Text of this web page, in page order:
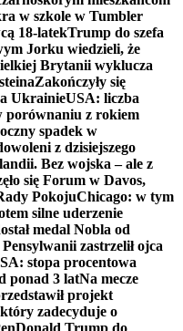
w szkole w Tumbler
18-latekTrump do szefa
Jorku wiedzieli, że
Brytanii wyklucza
Zakończyły się
UkrainieUSA: liczba
porównaniu z rokiem
spadek w
z dzisiejszego
Bez wojska – ale z
się Forum w Davos,
PokojuChicago: w tym
silne uderzenie
medal Nobla od
zastrzelił ojca
stopa procentowa
ponad 3 latNa mecze
projekt
zadecyduje o
Donald Trump do